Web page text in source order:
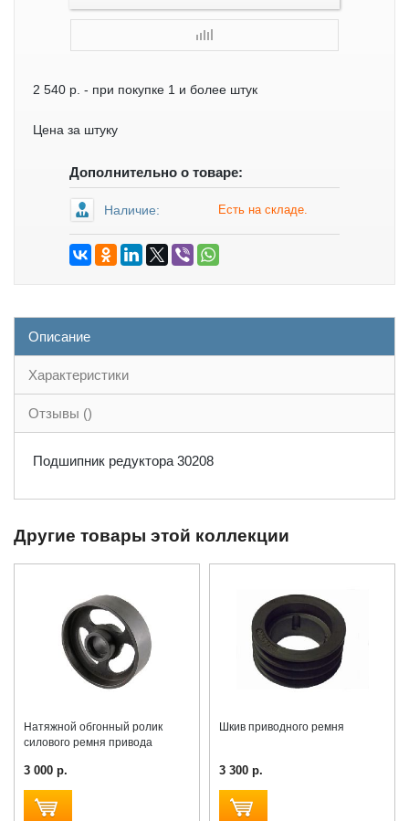
2 540 р. - при покупке 1 и более штук
Цена за штуку
Дополнительно о товаре:
Наличие: Есть на складе.
Описание
Характеристики
Отзывы ()
Подшипник редуктора 30208
Другие товары этой коллекции
Натяжной обгонный ролик
силового ремня привода
3 000 р.
Шкив приводного ремня
3 300 р.